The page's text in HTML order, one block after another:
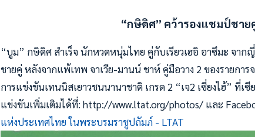
“กษิดิศ” คว้ารองแชมป์ชาย
“บูม” กษิดิศ สำเร็จ นักหวดหนุ่มไทย คู่กับเรียวเฮอิ อาซึมะ จาก
ชายคู่ หลังจากแพ้เทพ จาเวีย-มานน์ ชาห์ คู่มือวาง 2 ของรายกา
การแข่งขันเทนนิสเยาวชนนานาชาติ เกรด 2 “เจ2 เซี่ยงไฮ้” ที่เ
แข่งขันเพิ่มเติมได้ที่: http://www.ltat.org/photos/ และ
แห่งประเทศไทย ในพระบรมราชูปถัมภ์ - LTAT